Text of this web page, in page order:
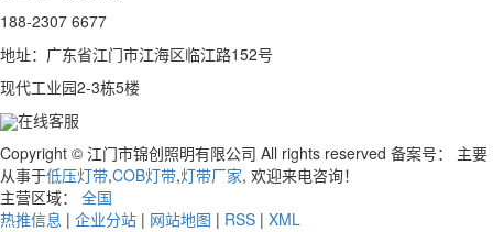
188-2307 6677
地址：广东省江门市江海区临江路152号
现代工业园2-3栋5楼
在线客服
Copyright © 江门市锦创照明有限公司 All rights reserved 备案号：
主要
从事于低压灯带,COB灯带,灯带厂家, 欢迎来电咨询！
主营区域： 全国
热推信息 | 企业分站 | 网站地图 | RSS | XML